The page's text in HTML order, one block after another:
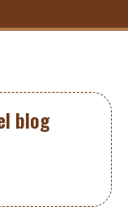
blog